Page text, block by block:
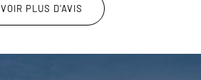
VOIR PLUS D'AVIS